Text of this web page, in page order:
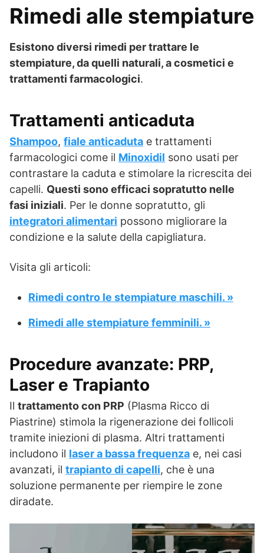
Rimedi alle stempiature
Esistono diversi rimedi per trattare le
stempiature, da quelli naturali, a cosmetici e
trattamenti farmacologici.
Trattamenti anticaduta
Shampoo, fiale anticaduta e trattamenti
farmacologici come il Minoxidil sono usati per
contrastare la caduta e stimolare la ricrescita dei
capelli. Questi sono efficaci sopratutto nelle
fasi iniziali. Per le donne sopratutto, gli
integratori alimentari possono migliorare la
condizione e la salute della capigliatura.
Visita gli articoli:
Rimedi contro le stempiature maschili. »
Rimedi alle stempiature femminili. »
Procedure avanzate: PRP,
Laser e Trapianto
Il trattamento con PRP (Plasma Ricco di
Piastrine) stimola la rigenerazione dei follicoli
tramite iniezioni di plasma. Altri trattamenti
includono il laser a bassa frequenza e, nei casi
avanzati, il trapianto di capelli, che è una
soluzione permanente per riempire le zone
diradate.